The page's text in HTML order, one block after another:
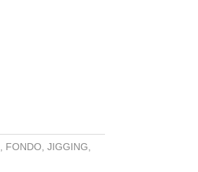
, FONDO, JIGGING,